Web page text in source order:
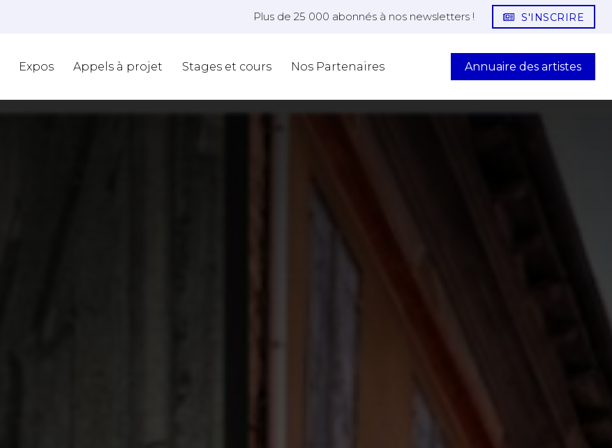
Plus de 25 000 abonnés à nos newsletters ! S'INSCRIRE
Expos Appels à projet Stages et cours Nos Partenaires Annuaire des artistes